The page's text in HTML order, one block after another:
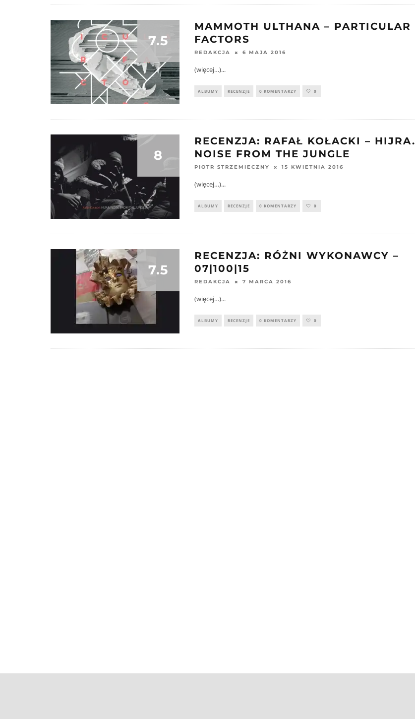
7.5
MAMMOTH ULTHANA – PARTICULAR
FACTORS
REDAKCJA 6 MAJA 2016
(więcej…)...
ALBUMY RECENZJE 0 KOMENTARZY 0
8
RECENZJA: RAFAŁ KOŁACKI – HIJRA.
NOISE FROM THE JUNGLE
PIOTR STRZEMIECZNY 15 KWIETNIA 2016
(więcej…)...
ALBUMY RECENZJE 0 KOMENTARZY 0
7.5
RECENZJA: RÓŻNI WYKONAWCY –
07|100|15
REDAKCJA 7 MARCA 2016
(więcej…)...
ALBUMY RECENZJE 0 KOMENTARZY 0